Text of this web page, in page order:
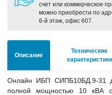
счет или коммерческое
можно приобрести по
6-й этаж, офис 607.
Описание
Технические
характеристики
Онлайн ИБП СИПБ10БД.9-31
полной мощностью 10 кВА